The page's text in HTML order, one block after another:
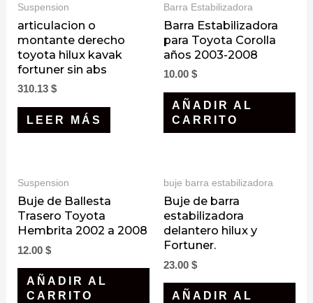
Suspension
articulacion o
montante derecho
toyota hilux kavak
fortuner sin abs
310.13$
LEER MÁS
Barra Estabilizadora
Barra Estabilizadora
para Toyota Corolla
años 2003-2008
10.00 $
AÑADIR AL
CARRITO
Suspension
Buje de Ballesta
Trasero Toyota
Hembrita 2002 a 2008
12.00$
AÑADIR AL
CARRITO
buje barra estabilizadora
Buje de barra
estabilizadora
delantero hilux y
Fortuner.
23.00 $
AÑADIR AL